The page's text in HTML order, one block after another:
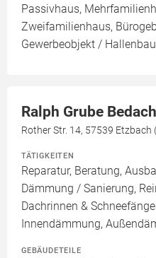
Passivhaus,
Zweifamilienhaus,
Gewerbeobjekt /
Ralph Grube
Rother Str. 14, 57539
TÄTIGKEITEN
Reparatur, Beratung,
Dämmung / Sanierung,
Dachrinnen &
Innendämmung,
GEBÄUDETEILE